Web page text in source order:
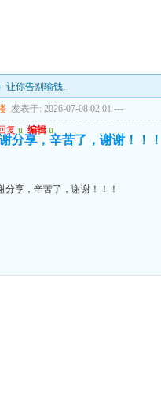
让你告别输钱.
发表于: 2026-07-08 02:01 ---
复 u 编辑 u
分享，辛苦了，谢谢！！！
分享，辛苦了，谢谢！！！